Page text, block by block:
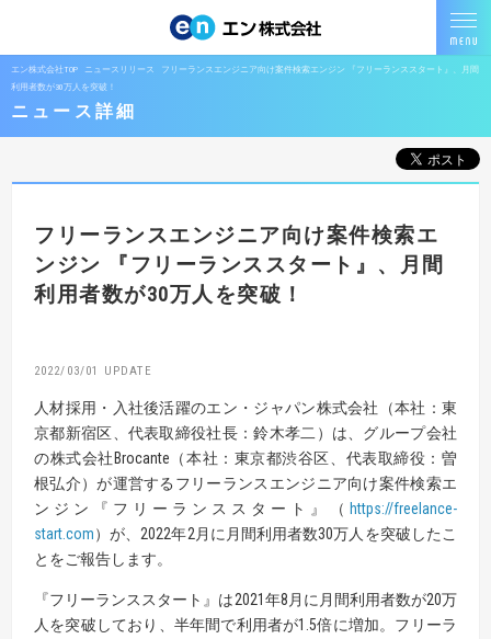
エン株式会社TOP ニュースリリース
フリーランスエンジニア向け案件検索エンジン 『フリーランススタート』、月間
利用者数が30万人を突破！
ニュース詳細
フリーランスエンジニア向け案件検索エ
ンジン
『フリーランススタート』、月間
利用者数が30万人を突破！
2022/03/01
人材採用・入社後活躍のエン・ジャパン株式会社（本社：東
京都新宿区、代表取締役社長：鈴木孝二）は、グループ会社
の株式会社Brocante（本社：東京都渋谷区、代表取締役：曽
根弘介）が運営するフリーランスエンジニア向け案件検索エ
ンジン『フリーランススタート』（ https://freelance-
start.com）が、2022年2月に月間利用者数30万人を突破したこ
とをご報告します。
『フリーランススタート』は2021年8月に月間利用者数が20万
人を突破しており、半年間で利用者が1.5倍に増加。フリーラ